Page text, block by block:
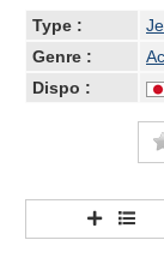
Type :
Genre :
Dispo :